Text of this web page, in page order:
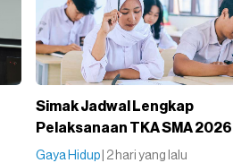
Simak Jadwal Lengkap
Pelaksanaan TKA SMA 2026
Gaya Hidup | 2 hari yang lalu